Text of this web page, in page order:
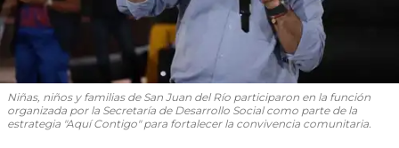
Niñas, niños y familias de San Juan del Río participaron en la función
organizada por la Secretaría de Desarrollo Social como parte de la
estrategia "Aquí Contigo" para fortalecer la convivencia comunitaria.